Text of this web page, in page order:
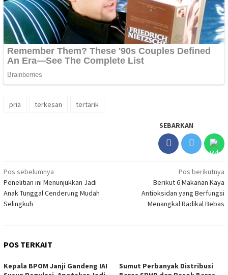
pria terkesan tertarik
SEBARKAN
Navigasi
pos
Pos sebelumnya
Penelitian ini Menunjukkan Jadi
Anak Tunggal Cenderung Mudah
Selingkuh
Pos berikutnya
Berikut 6 Makanan Kaya
Antioksidan yang Berfungsi
Menangkal Radikal Bebas
POS TERKAIT
Kepala BPOM Janji Gandeng IAI
Sumut Perbanyak Distribusi